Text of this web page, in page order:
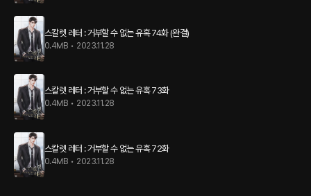
스칼렛 레터 : 거부할 수 없는 유혹 74화 (완결)
0.4MB • 2023.11.28
스칼렛 레터 : 거부할 수 없는 유혹 73화
0.4MB • 2023.11.28
스칼렛 레터 : 거부할 수 없는 유혹 72화
0.4MB • 2023.11.28